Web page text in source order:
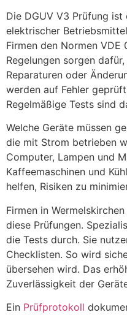
Die DGUV V3 Prüfung
elektrischer
Firmen den Normen VDE
Regelungen sorgen
Reparaturen oder
werden auf Fehler
Regelmäßige Tests sind
Welche Geräte müssen
die mit Strom betrieben
Computer, Lampen und
Kaffeemaschinen und
helfen, Risiken zu
Firmen in
diese Prüfungen.
die Tests durch. Sie
Checklisten. So wird
übersehen wird. Das
Zuverlässigkeit der
Ein Prüfprotokoll